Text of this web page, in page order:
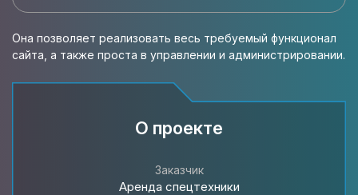
Она позволяет реализовать весь требуемый функционал
сайта, а также проста в управлении и администрировании.
О проекте
Заказчик
Аренда спецтехники